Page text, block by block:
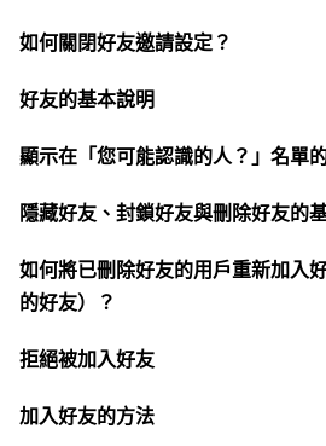
如何關閉好友邀請設定？
好友的基本說明
顯示在「您可能認識的人？」名單
隱藏好友、封鎖好友與刪除好友的
如何將已刪除好友的用戶重新加入
的好友）？
拒絕被加入好友
加入好友的方法